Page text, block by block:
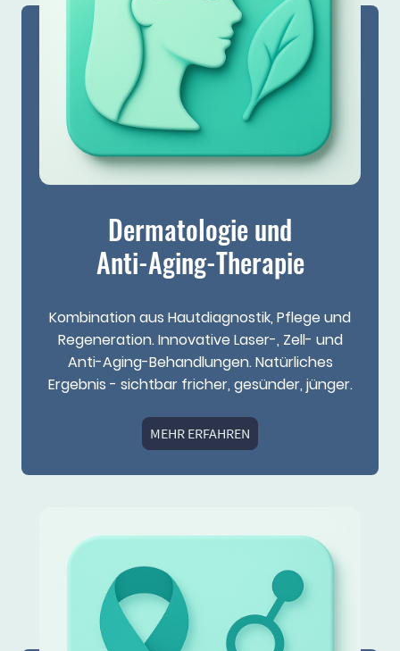
Dermatologie und
Anti-Aging-Therapie
Kombination aus Hautdiagnostik, Pflege und
Regeneration. Innovative Laser-, Zell- und
Anti-Aging-Behandlungen. Natürliches
Ergebnis - sichtbar fricher, gesünder, jünger.
MEHR ERFAHREN